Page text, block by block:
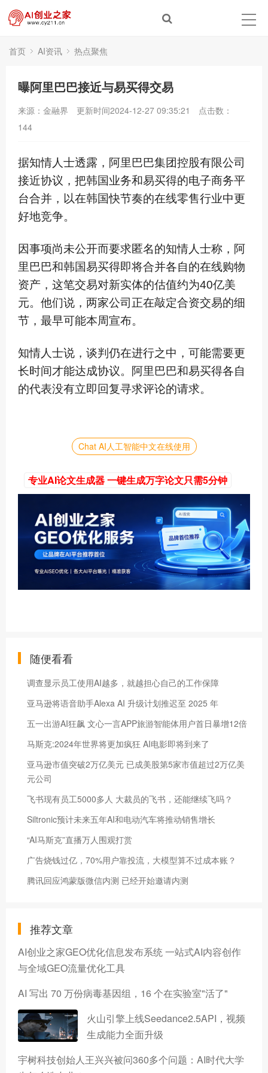
首页 AI资讯 热点聚焦
曝阿里巴巴接近与易买得交易
来源：金融界 更新时间2024-12-27 09:35:21
点击数：
144
据知情人士透露，阿里巴巴集团控股有限公司
接近协议，把韩国业务和易买得的电子商务平
台合并，以在韩国快节奏的在线零售行业中更
好地竞争。
因事项尚未公开而要求匿名的知情人士称，阿
里巴巴和韩国易买得即将合并各自的在线购物
资产，这笔交易对新实体的估值约为40亿美
元。他们说，两家公司正在敲定合资交易的细
节，最早可能本周宣布。
知情人士说，谈判仍在进行之中，可能需要更
长时间才能达成协议。阿里巴巴和易买得各自
的代表没有立即回复寻求评论的请求。
Chat AI人工智能中文在线使用
专业AI论文生成器 一键生成万字论文只需5分钟
随便看看
调查显示员工使用AI越多，就越担心自己的工作保障
亚马逊将语音助手Alexa AI 升级计划推迟至 2025 年
五一出游AI狂飙 文心一言APP旅游智能体用户首日暴增12倍
马斯克:2024年世界将更加疯狂 AI电影即将到来了
亚马逊市值突破2万亿美元 已成美股第5家市值超过2万亿美
元公司
飞书现有员工5000多人 大裁员的飞书，还能继续飞吗？
Siltronic预计未来五年AI和电动汽车将推动销售增长
“AI马斯克”直播万人围观打赏
广告烧钱过亿，70%用户靠投流，大模型算不过成本账？
腾讯回应鸿蒙版微信内测 已经开始邀请内测
推荐文章
AI创业之家GEO优化信息发布系统 一站式AI内容创作
与全域GEO流量优化工具
AI 写出 70 万份病毒基因组，16 个在实验室"活了"
火山引擎上线Seedance2.5API，视频
生成能力全面升级
宇树科技创始人王兴兴被问360多个问题：AI时代大学